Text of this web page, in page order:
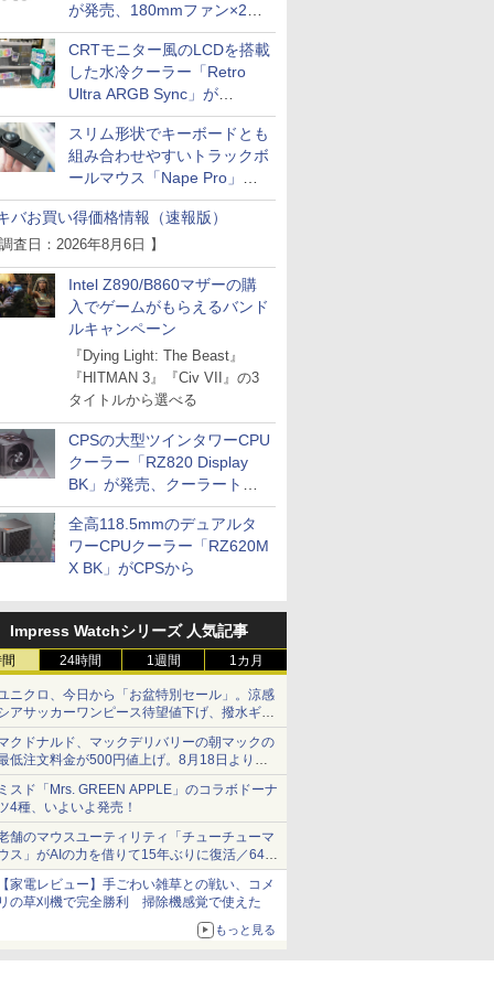
が発売、180mmファン×2搭
載
CRTモニター風のLCDを搭載
した水冷クーラー「Retro
Ultra ARGB Sync」が
Thermaltakeから
スリム形状でキーボードとも
組み合わせやすいトラックボ
ールマウス「Nape Pro」が
Keychronから
バお買い得価格情報（速報版）
査日：2026年8月6日 】
Intel Z890/B860マザーの購
入でゲームがもらえるバンド
ルキャンペーン
『Dying Light: The Beast』
『HITMAN 3』『Civ VII』の3
タイトルから選べる
CPSの大型ツインタワーCPU
クーラー「RZ820 Display
BK」が発売、クーラートッ
プに5インチ液晶搭載
全高118.5mmのデュアルタ
ワーCPUクーラー「RZ620M
X BK」がCPSから
Impress Watchシリーズ 人気記事
24時間 1週間 1カ月
ニクロ、今日から「お盆特別セール」。涼感
アサッカーワンピース待望値下げ、撥水ギア
ョーツは1990円に
クドナルド、マックデリバリーの朝マックの
低注文料金が500円値上げ。8月18日より
円から受付
スド「Mrs. GREEN APPLE」のコラボドーナ
4種、いよいよ発売！
舗のマウスユーティリティ「チューチューマ
ス」がAIの力を借りて15年ぶりに復活／64bit
、Windows 10/11、「Chrome」も走り回
。復活記念で2026年末まで500円
家電レビュー】手ごわい雑草との戦い、コメ
の草刈機で完全勝利 掃除機感覚で使えた
もっと見る